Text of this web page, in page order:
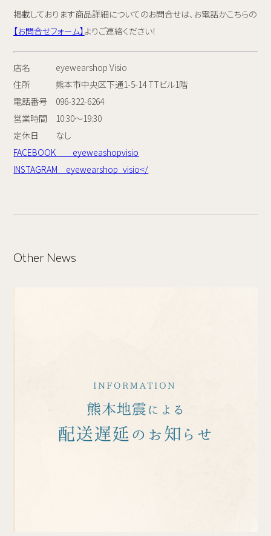
掲載しております商品詳細についてのお問合せは、お電話かこちらの
【お問合せフォーム】よりご連絡ください！
店名 eyewearshop Visio
住所 熊本市中央区下通1-5-14 TTビル1階
電話番号 096-322-6264
営業時間 10:30～19:30
定休日 なし
FACEBOOK eyeweashopvisio
INSTAGRAM eyewearshop_visio</
Other News